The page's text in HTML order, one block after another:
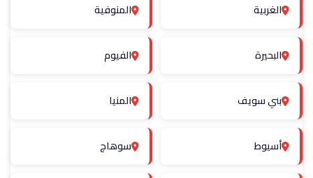
الغربية المنوفية
البحيرة الفيوم
بني سويف المنيا
أسيوط سوهاج